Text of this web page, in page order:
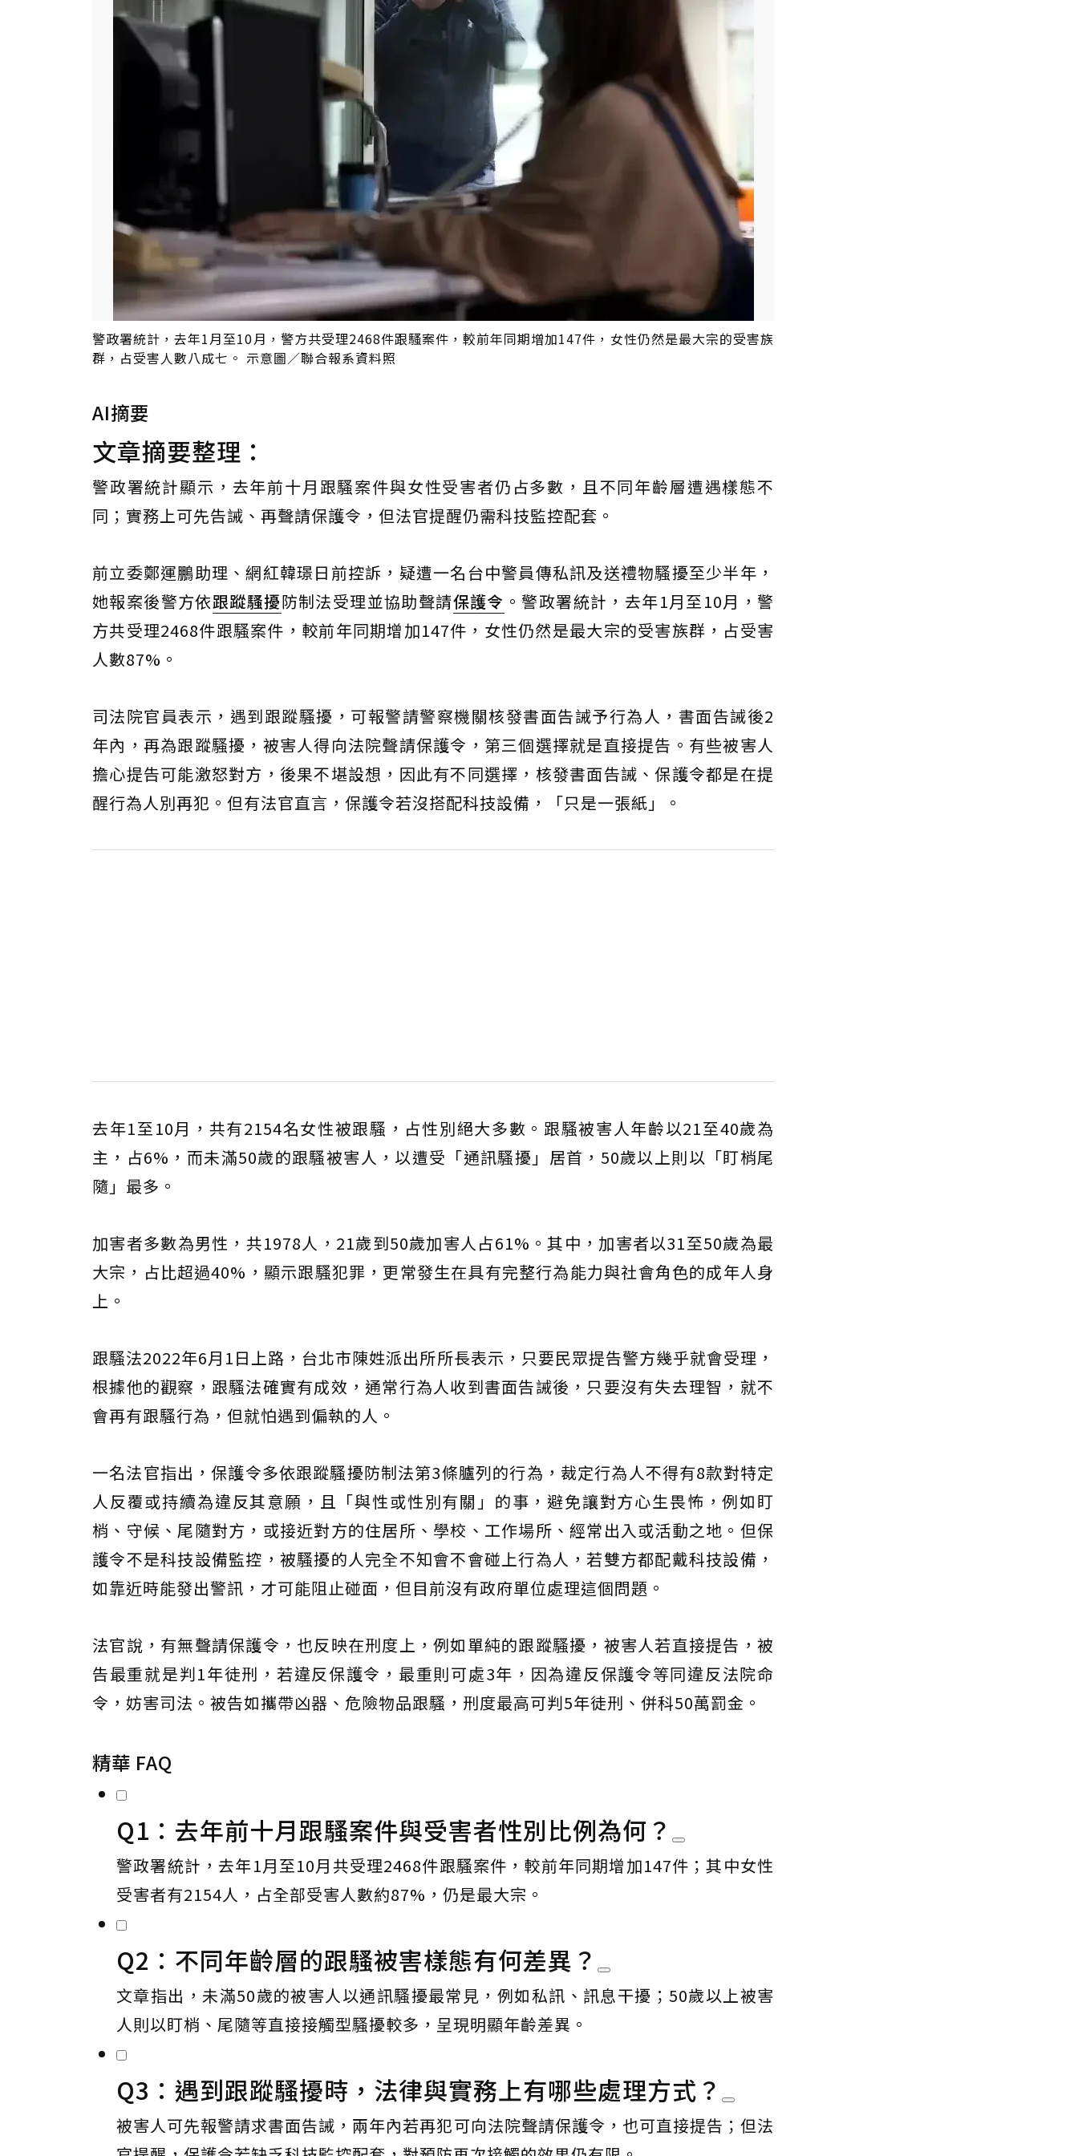
警政署統計，去年1月至10月，警方共受理2468件跟騷案件，較前年同期增加147件，女性仍然是最大宗的受害族
群，占受害人數八成七。 示意圖／聯合報系資料照
AI摘要
文章摘要整理：
警政署統計顯示，去年前十月跟騷案件與女性受害者仍占多數，且不同年齡層遭遇樣態不
同；實務上可先告誡、再聲請保護令，但法官提醒仍需科技監控配套。
前立委鄭運鵬助理、網紅韓璟日前控訴，疑遭一名台中警員傳私訊及送禮物騷擾至少半年，
她報案後警方依跟蹤騷擾防制法受理並協助聲請保護令 。警政署統計，去年1月至10月，警
方共受理2468件跟騷案件，較前年同期增加147件，女性仍然是最大宗的受害族群，占受害
人數87%。
司法院官員表示，遇到跟蹤騷擾，可報警請警察機關核發書面告誡予行為人，書面告誡後2
年內，再為跟蹤騷擾，被害人得向法院聲請保護令，第三個選擇就是直接提告。有些被害人
擔心提告可能激怒對方，後果不堪設想，因此有不同選擇，核發書面告誡、保護令都是在提
醒行為人別再犯。但有法官直言，保護令若沒搭配科技設備，「只是一張紙」。
去年1至10月，共有2154名女性被跟騷，占性別絕大多數。跟騷被害人年齡以21至40歲為
主，占6%，而未滿50歲的跟騷被害人，以遭受「通訊騷擾」居首，50歲以上則以「盯梢尾
隨」最多。
加害者多數為男性，共1978人，21歲到50歲加害人占61%。其中，加害者以31至50歲為最
大宗，占比超過40%，顯示跟騷犯罪，更常發生在具有完整行為能力與社會角色的成年人身
上。
跟騷法2022年6月1日上路，台北市陳姓派出所所長表示，只要民眾提告警方幾乎就會受理，
根據他的觀察，跟騷法確實有成效，通常行為人收到書面告誡後，只要沒有失去理智，就不
會再有跟騷行為，但就怕遇到偏執的人。
一名法官指出，保護令多依跟蹤騷擾防制法第3條臚列的行為，裁定行為人不得有8款對特定
人反覆或持續為違反其意願，且「與性或性別有關」的事，避免讓對方心生畏怖，例如盯
梢、守候、尾隨對方，或接近對方的住居所、學校、工作場所、經常出入或活動之地。但保
護令不是科技設備監控，被騷擾的人完全不知會不會碰上行為人，若雙方都配戴科技設備，
如靠近時能發出警訊，才可能阻止碰面，但目前沒有政府單位處理這個問題。
法官說，有無聲請保護令，也反映在刑度上，例如單純的跟蹤騷擾，被害人若直接提告，被
告最重就是判1年徒刑，若違反保護令，最重則可處3年，因為違反保護令等同違反法院命
令，妨害司法。被告如攜帶凶器、危險物品跟騷，刑度最高可判5年徒刑、併科50萬罰金。
精華 FAQ
Q1：去年前十月跟騷案件與受害者性別比例為何？
警政署統計，去年1月至10月共受理2468件跟騷案件，較前年同期增加147件；其中女性
受害者有2154人，占全部受害人數約87%，仍是最大宗。
Q2：不同年齡層的跟騷被害樣態有何差異？
文章指出，未滿50歲的被害人以通訊騷擾最常見，例如私訊、訊息干擾；50歲以上被害
人則以盯梢、尾隨等直接接觸型騷擾較多，呈現明顯年齡差異。
Q3：遇到跟蹤騷擾時，法律與實務上有哪些處理方式？
被害人可先報警請求書面告誡，兩年內若再犯可向法院聲請保護令，也可直接提告；但法